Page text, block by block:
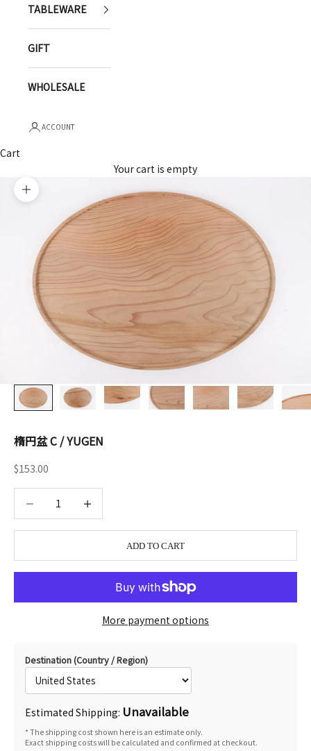
TABLEWARE
GIFT
WHOLESALE
ACCOUNT
Cart
Your cart is empty
Zoom picture
楕円盆 C / YUGEN
Sale price
$153.00
ADD TO CART
More payment options
Destination (Country / Region)
Estimated Shipping: Unavailable
* The shipping cost shown here is an estimate only.
Exact shipping costs will be calculated and confirmed at checkout.